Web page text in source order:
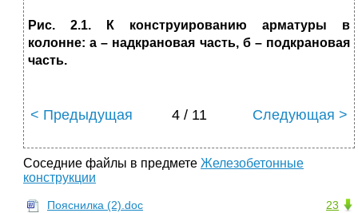
Рис. 2.1. К конструированию арматуры в
колонне: а – надкрановая часть, б – подкрановая
часть.
< Предыдущая 4 / 11 Следующая >
Соседние файлы в предмете Железобетонные
конструкции
23
Пояснилка (2).doc